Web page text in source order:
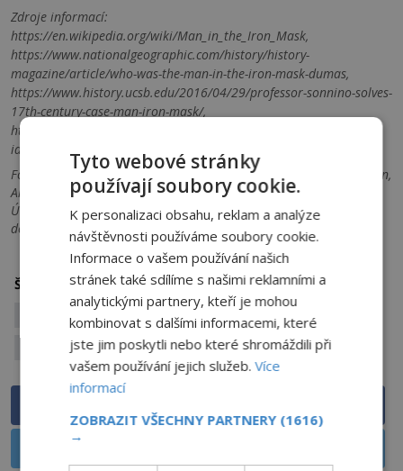
Zdroje informací:
https://en.wikipedia.org/wiki/Man_in_the_Iron_Mask,
https://www.nationalgeographic.com/history/history-
magazine/article/who-was-the-man-in-the-iron-mask-dumas,
https://www.history.ucsb.edu/2016/04/29/professor-sonnino-solves-
17th-century-case-man-iron-mask/,
https://www.livescience.com/54669-man-in-the-iron-mask-
identified.html,
Foto: Agence de presse Meurisse/Creative Commons/Public Domain,
Albert Morrow (1863-1927)/Creative Commons/Public Domain,
Úvodní fotografie: Neznámý autor/ Creative Commons/Public
domain
Štítky: Bastila Eustache Dauger
ludvík xiv.
muž s maskou
muž se železnou maskou
Tyto webové stránky
používají soubory cookie.
K personalizaci obsahu, reklam a analýze
návštěvnosti používáme soubory cookie.
Informace o vašem používání našich
stránek také sdílíme s našimi reklamními a
analytickými partnery, kteří je mohou
kombinovat s dalšími informacemi, které
jste jim poskytli nebo které shromáždili při
vašem používání jejich služeb.Více
informací
ZOBRAZIT VŠECHNY PARTNERY (1616)
→